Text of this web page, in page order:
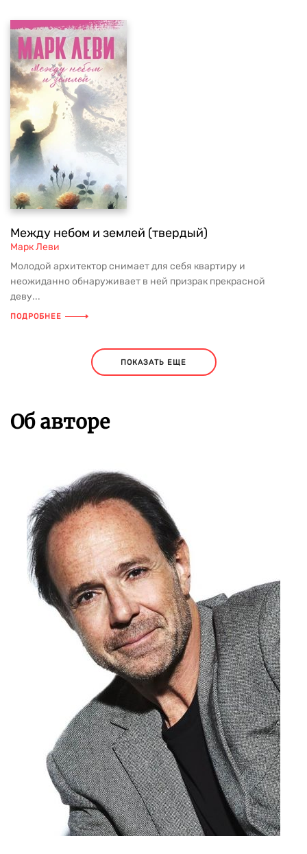
Между небом и землей (твердый)
Марк Леви
Молодой архитектор снимает для себя квартиру и
неожиданно обнаруживает в ней призрак прекрасной
деву...
ПОДРОБНЕЕ
ПОКАЗАТЬ ЕЩЕ
Об авторе